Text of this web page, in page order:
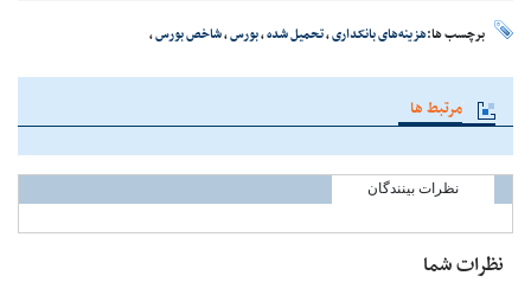
برچسب ها:هزینه‌های بانکداری،تحمیل شده،بورس،شاخص‌ بورس،
مرتبط ها
نظرات بینندگان
نظرات شما